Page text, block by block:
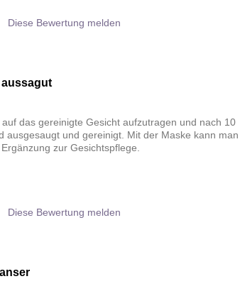
Diese Bewertung melden
aussagut
das gereinigte Gesicht aufzutragen und nach 10
ausgesaugt und gereinigt. Mit der Maske kann man
zur Gesichtspflege.
Diese Bewertung melden